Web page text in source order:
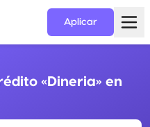
Aplicar
«Dineria» en